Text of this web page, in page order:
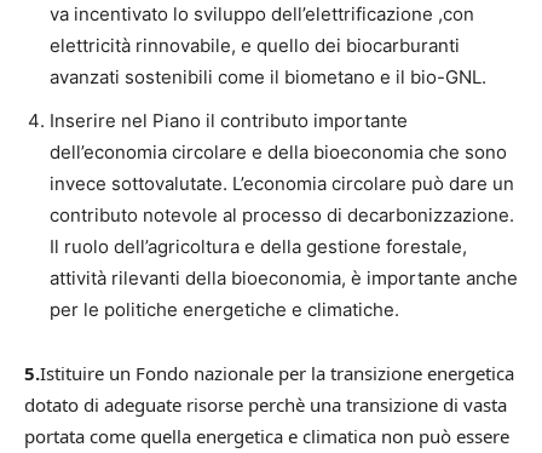
va incentivato lo sviluppo dell’elettrificazione ,con
elettricità rinnovabile, e quello dei biocarburanti
avanzati sostenibili come il biometano e il bio-GNL.
Inserire nel Piano il contributo importante
dell’economia circolare e della bioeconomia che sono
invece sottovalutate. L’economia circolare può dare un
contributo notevole al processo di decarbonizzazione.
Il ruolo dell’agricoltura e della gestione forestale,
attività rilevanti della bioeconomia, è importante anche
per le politiche energetiche e climatiche.
5.Istituire un Fondo nazionale per la transizione energetica
dotato di adeguate risorse perchè una transizione di vasta
portata come quella energetica e climatica non può essere